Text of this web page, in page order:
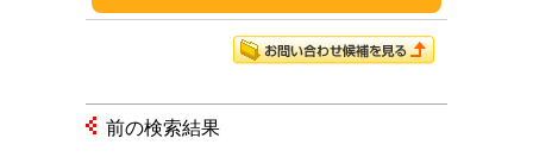
前の検索結果